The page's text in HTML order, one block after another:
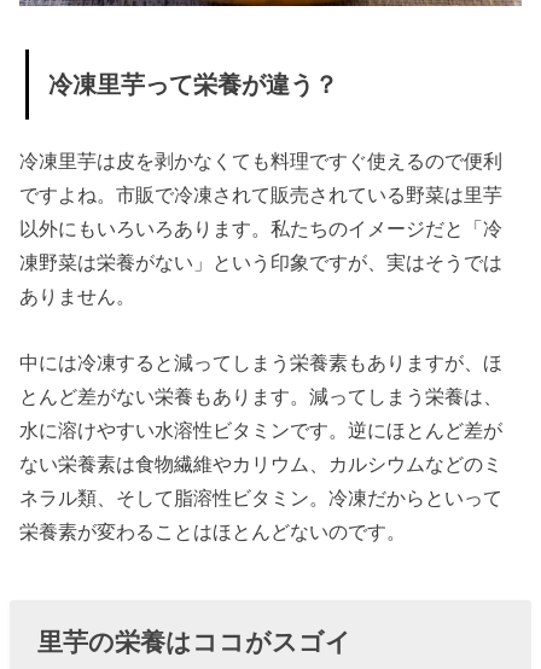
» 里芋は
ップ効
果も
› 冷凍里芋でも
大丈夫！？栄
べ合わせレシ
ピ
» 栄養レ
シピ①
里芋と
豚肉の
» 栄養レ
冷凍里芋って栄養が違う？
冷凍里芋は皮を剥かなくても料理ですぐ使えるので便利
ですよね。市販で冷凍されて販売されている野菜は里芋
以外にもいろいろあります。私たちのイメージだと「冷
凍野菜は栄養がない」という印象ですが、実はそうでは
ありません。
中には冷凍すると減ってしまう栄養素もありますが、ほ
とんど差がない栄養もあります。減ってしまう栄養は、
水に溶けやすい水溶性ビタミンです。逆にほとんど差が
ない栄養素は食物繊維やカリウム、カルシウムなどのミ
ネラル類、そして脂溶性ビタミン。冷凍だからといって
栄養素が変わることはほとんどないのです。
里芋の栄養はココがスゴイ